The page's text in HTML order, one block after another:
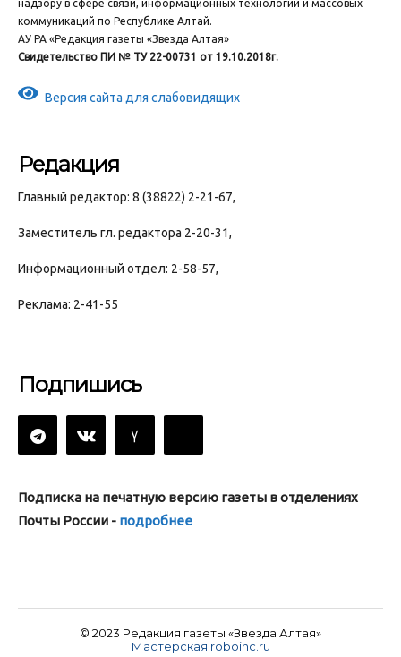
надзору в сфере связи, информационных технологий и массовых
коммуникаций по Республике Алтай.
АУ РА «Редакция газеты «Звезда Алтая»
Свидетельство ПИ № ТУ 22-00731 от 19.10.2018г.
Версия сайта для слабовидящих
Редакция
Главный редактор: 8 (38822) 2-21-67,
Заместитель гл. редактора 2-20-31,
Информационный отдел: 2-58-57,
Реклама: 2-41-55
Подпишись
Подписка на печатную версию газеты в отделениях
Почты России - подробнее
© 2023 Редакция газеты «Звезда Алтая»
Мастерская roboinc.ru